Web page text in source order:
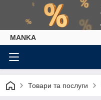
МАNKА
Товари та послуги